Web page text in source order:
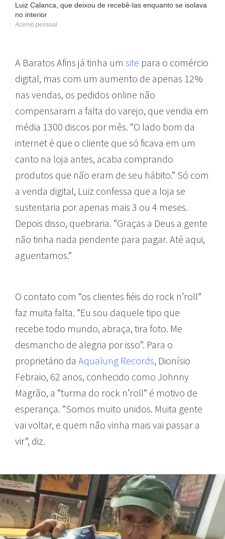
Luiz Calanca, que deixou de recebê-las enquanto se isolava
no interior
Acervo pessoal
A Baratos Afins já tinha um site para o comércio
digital, mas com um aumento de apenas 12%
nas vendas, os pedidos online não
compensaram a falta do varejo, que vendia em
média 1300 discos por mês. “O lado bom da
internet é que o cliente que só ficava em um
canto na loja antes, acaba comprando
produtos que não eram de seu hábito.” Só com
a venda digital, Luiz confessa que a loja se
sustentaria por apenas mais 3 ou 4 meses.
Depois disso, quebraria. “Graças a Deus a gente
não tinha nada pendente para pagar. Até aqui,
aguentamos.”
O contato com “os clientes fiéis do rock n’roll”
faz muita falta. “Eu sou daquele tipo que
recebe todo mundo, abraça, tira foto. Me
desmancho de alegria por isso”. Para o
proprietário da Aqualung Records, Dionísio
Febraio, 62 anos, conhecido como Johnny
Magrão, a “turma do rock n’roll” é motivo de
esperança. “Somos muito unidos. Muita gente
vai voltar, e quem não vinha mais vai passar a
vir”, diz.